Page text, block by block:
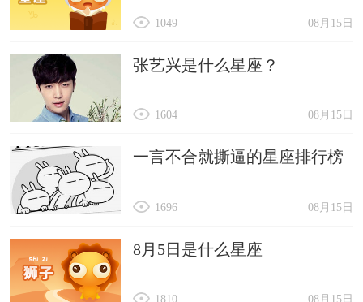
08月15日
1049
张艺兴是什么星座？
08月15日
1604
一言不合就撕逼的星座排行榜
08月15日
1696
8月5日是什么星座
08月15日
1810